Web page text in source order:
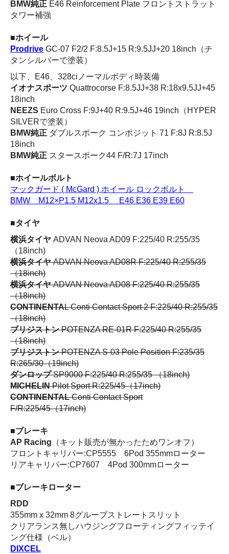
BMW純正 E46 Reinforcement Plate フロントストラット
タワー補強
■ホイール
Prodrive GC-07 F2/2 F:8.5J+15 R:9.5JJ+20 18inch（チ
タンシルバーで塗装）
以下、E46、328ciノーマルボディ時装備
イオナスポーツ Quattrocorse F:8.5JJ+38 R:18x9.5JJ+45
18inch
NEEZS Euro Cross F:9J+40 R:9.5J+46 19inch（HYPER
SILVERで塗装）
BMW純正 ダブルスポーク コンポジット 71 F:8J R:8.5J
18inch
BMW純正 スタースポーク44 F/R:7J 17inch
■ホイールボルト
マックガード ( McGard ) ホイール ロックボルト
BMW M12×P1.5 M12x1.5 E46 E36 E39 E60
■タイヤ
横浜タイヤ ADVAN Neova AD09 F:225/40 R:255/35
（18inch)
横浜タイヤADVAN Neova AD08R F:225/40 R:255/35
（18inch)
横浜タイヤADVAN Neova AD08 F:225/40 R:255/35
（18inch)
CONTINENTAL Conti Contact Sport 2 F:225/40 R:255/35
（18inch)
ブリジストンPOTENZA RE-01R F:225/40 R:255/35
（18inch)
ブリジストンPOTENZA S-03 Pole Position F:235/35
R:265/30（19inch)
ダンロップSP9000 F:225/40 R:255/35 （18inch)
MICHELINPilot Sport R:225/45（17inch)
CONTINENTALConti Contact Sport
F/R:225/45（17inch)
■ブレーキ
AP Racing （キット販売が無かったためワンオフ）
フロントキャリパー:CP5555 6Pod 355mmローター
リアキャリパー:CP7607 4Pod 300mmローター
■ブレーキローター
RDD
355mm x 32mm 8グルーブストレートスリット
クリアランス無しハウジングフローティングフィッテイ
ング仕様（ベル）
DIXCEL